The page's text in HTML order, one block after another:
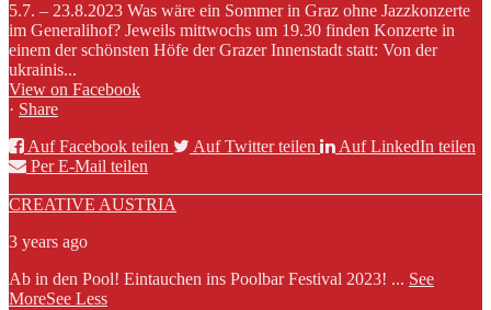
5.7. – 23.8.2023 Was wäre ein Sommer in Graz ohne Jazzkonzerte
im Generalihof? Jeweils mittwochs um 19.30 finden Konzerte in
einem der schönsten Höfe der Grazer Innenstadt statt: Von der
ukrainis...
View on Facebook
· Share
Auf Facebook teilen
Auf Twitter teilen
Auf LinkedIn teilen
Per E-Mail teilen
CREATIVE AUSTRIA
3 years ago
Ab in den Pool! Eintauchen ins Poolbar Festival 2023! ... See
MoreSee Less